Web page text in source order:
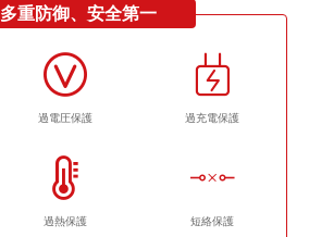
多重防御、安全第一
過電圧保護 過充電保護
過熱保護 短絡保護